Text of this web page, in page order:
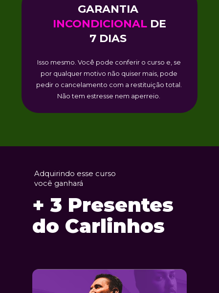
INCONDICIONAL DE
7 DIAS
Isso mesmo. Você pode conferir o curso e, se
por qualquer motivo não quiser mais, pode
pedir o cancelamento com a restituição total.
Não tem estresse nem aperreio.
Adquirindo esse curso
você ganhará
+ 3 Presentes
do Carlinhos